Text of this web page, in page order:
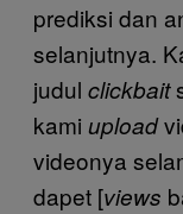
prediksi dan
selanjutnya.
judul clickbait
kami upload
videonya
dapet [views